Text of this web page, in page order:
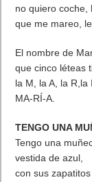
no quiero coche,
que me mareo,
El nombre de
que cinco léteas
la M, la A, la R,la
MA-RÍ-A.
TENGO UNA
Tengo una
vestida de azul,
con sus zapatitos